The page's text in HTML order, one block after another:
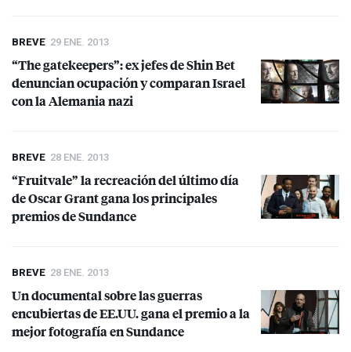
BREVE 29 ENE. 2013
“The gatekeepers”: ex jefes de Shin Bet
denuncian ocupación y comparan Israel
con la Alemania nazi
BREVE 28 ENE. 2013
“Fruitvale” la recreación del último día
de Oscar Grant gana los principales
premios de Sundance
BREVE 28 ENE. 2013
Un documental sobre las guerras
encubiertas de EE.UU. gana el premio a la
mejor fotografía en Sundance